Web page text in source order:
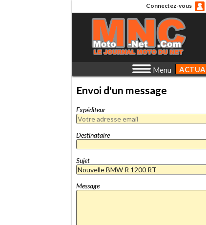
Connectez-vous
Menu
Envoi d'un message
Expéditeur
Destinataire
Sujet
Message